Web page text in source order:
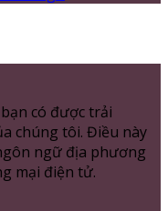
có được trải
chúng tôi. Điều này
ngữ địa phương
mại điện tử.